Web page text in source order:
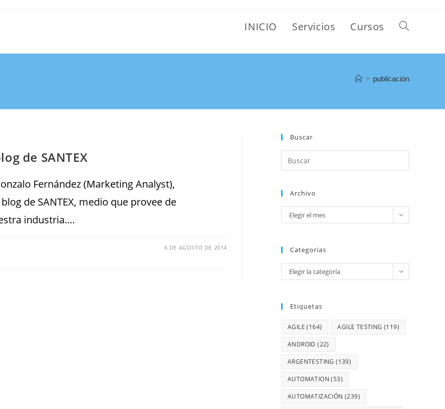
INICIO Servicios Cursos
> publicación
de SANTEX
Fernández (Marketing Analyst),
de SANTEX, medio que provee de
industria.…
6 DE AGOSTO DE 2014
Buscar
Archivo
Elegir el mes
Categorias
Elegir la categoría
Etiquetas
AGILE (164) AGILE TESTING (119)
ANDROID (22)
ARGENTESTING (139)
AUTOMATION (53)
AUTOMATIZACIÓN (239)